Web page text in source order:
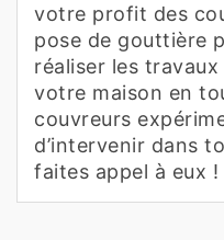
votre profit des
pose de gouttière
réaliser les
votre maison en
couvreurs
d’intervenir dans
faites appel à eux !